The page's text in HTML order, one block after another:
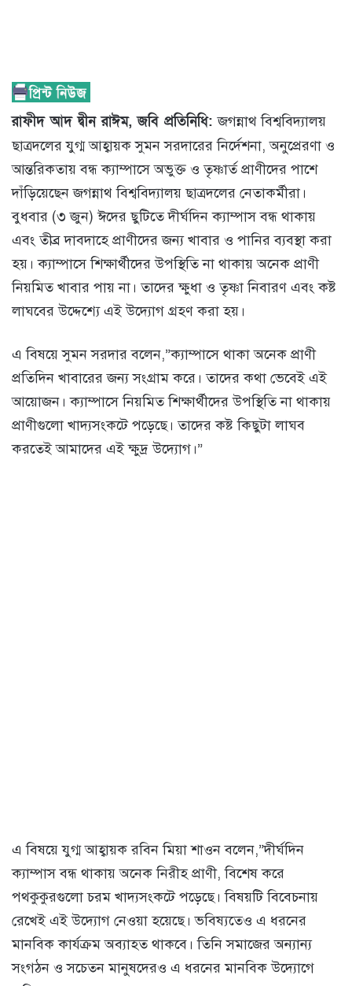
রাফীদ আদ দ্বীন রাঈম, জবি প্রতিনিধি:জগন্নাথ বিশ্ববিদ্যালয়
ছাত্রদলের যুগ্ম আহ্বায়ক সুমন সরদারের নির্দেশনা, অনুপ্রেরণা ও
আন্তরিকতায় বন্ধ ক্যাম্পাসে অভুক্ত ও তৃষ্ণার্ত প্রাণীদের পাশে
দাঁড়িয়েছেন জগন্নাথ বিশ্ববিদ্যালয় ছাত্রদলের নেতাকর্মীরা।
বুধবার (৩ জুন) ঈদের ছুটিতে দীর্ঘদিন ক্যাম্পাস বন্ধ থাকায়
এবং তীব্র দাবদাহে প্রাণীদের জন্য খাবার ও পানির ব্যবস্থা করা
হয়। ক্যাম্পাসে শিক্ষার্থীদের উপস্থিতি না থাকায় অনেক প্রাণী
নিয়মিত খাবার পায় না। তাদের ক্ষুধা ও তৃষ্ণা নিবারণ এবং কষ্ট
লাঘবের উদ্দেশ্যে এই উদ্যোগ গ্রহণ করা হয়।
এ বিষয়ে সুমন সরদার বলেন,”ক্যাম্পাসে থাকা অনেক প্রাণী
প্রতিদিন খাবারের জন্য সংগ্রাম করে। তাদের কথা ভেবেই এই
আয়োজন। ক্যাম্পাসে নিয়মিত শিক্ষার্থীদের উপস্থিতি না থাকায়
প্রাণীগুলো খাদ্যসংকটে পড়েছে। তাদের কষ্ট কিছুটা লাঘব
করতেই আমাদের এই ক্ষুদ্র উদ্যোগ।”
এ বিষয়ে যুগ্ম আহ্বায়ক রবিন মিয়া শাওন বলেন,”দীর্ঘদিন
ক্যাম্পাস বন্ধ থাকায় অনেক নিরীহ প্রাণী, বিশেষ করে
পথকুকুরগুলো চরম খাদ্যসংকটে পড়েছে। বিষয়টি বিবেচনায়
রেখেই এই উদ্যোগ নেওয়া হয়েছে। ভবিষ্যতেও এ ধরনের
মানবিক কার্যক্রম অব্যাহত থাকবে। তিনি সমাজের অন্যান্য
সংগঠন ও সচেতন মানুষদেরও এ ধরনের মানবিক উদ্যোগে